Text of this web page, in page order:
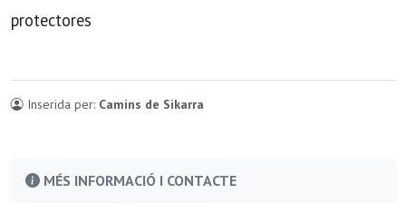
protectores
Inserida per: Camins de Sikarra
MÉS INFORMACIÓ I CONTACTE